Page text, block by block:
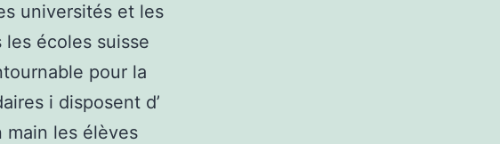
universités et les
écoles suisse
pour la
i disposent d’
main les élèves